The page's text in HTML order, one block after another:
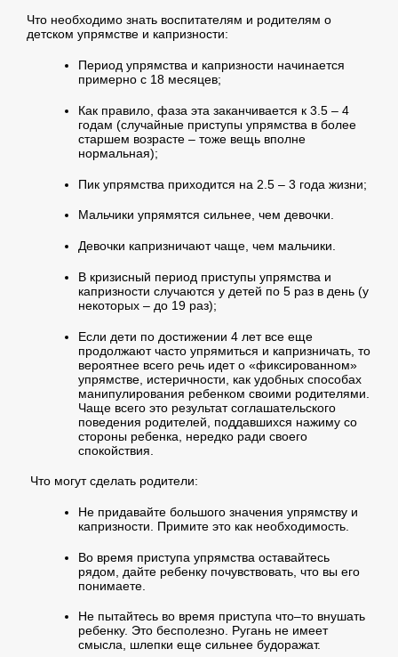
Что необходимо знать воспитателям и родителям о
детском упрямстве и капризности:
Период упрямства и капризности начинается
примерно с 18 месяцев;
Как правило, фаза эта заканчивается к 3.5 – 4
годам (случайные приступы упрямства в более
старшем возрасте – тоже вещь вполне
нормальная);
Пик упрямства приходится на 2.5 – 3 года жизни;
Мальчики упрямятся сильнее, чем девочки.
Девочки капризничают чаще, чем мальчики.
В кризисный период приступы упрямства и
капризности случаются у детей по 5 раз в день (у
некоторых – до 19 раз);
Если дети по достижении 4 лет все еще
продолжают часто упрямиться и капризничать, то
вероятнее всего речь идет о «фиксированном»
упрямстве, истеричности, как удобных способах
манипулирования ребенком своими родителями.
Чаще всего это результат соглашательского
поведения родителей, поддавшихся нажиму со
стороны ребенка, нередко ради своего
спокойствия.
Что могут сделать родители:
Не придавайте большого значения упрямству и
капризности. Примите это как необходимость.
Во время приступа упрямства оставайтесь
рядом, дайте ребенку почувствовать, что вы его
понимаете.
Не пытайтесь во время приступа что–то внушать
ребенку. Это бесполезно. Ругань не имеет
смысла, шлепки еще сильнее будоражат.